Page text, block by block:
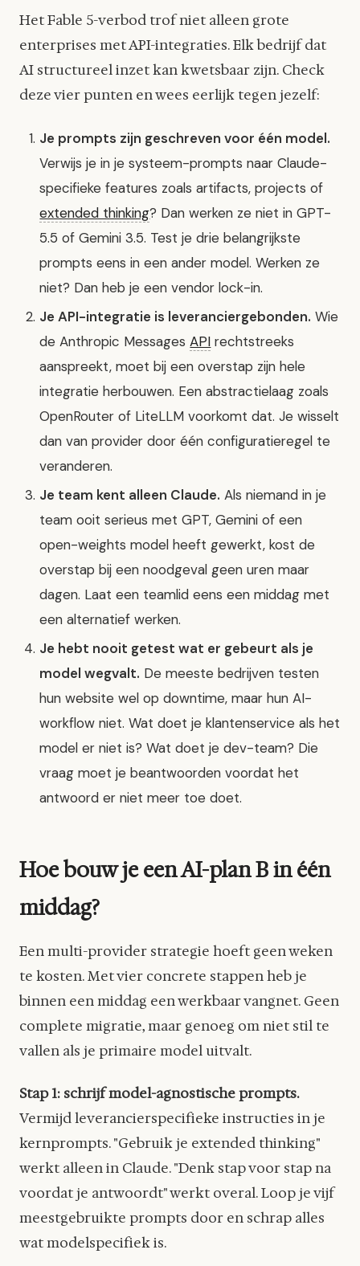
Het Fable 5-verbod trof niet alleen grote
enterprises met API-integraties. Elk bedrijf dat
AI structureel inzet kan kwetsbaar zijn. Check
deze vier punten en wees eerlijk tegen jezelf:
Je prompts zijn geschreven voor één model.
Verwijs je in je systeem-prompts naar Claude-
specifieke features zoals artifacts, projects of
extended thinking? Dan werken ze niet in GPT-
5.5 of Gemini 3.5. Test je drie belangrijkste
prompts eens in een ander model. Werken ze
niet? Dan heb je een vendor lock-in.
Je API-integratie is leveranciergebonden. Wie
de Anthropic MessagesAPI rechtstreeks
aanspreekt, moet bij een overstap zijn hele
integratie herbouwen. Een abstractielaag zoals
OpenRouter of LiteLLM voorkomt dat. Je wisselt
dan van provider door één configuratieregel te
veranderen.
Je team kent alleen Claude. Als niemand in je
team ooit serieus met GPT, Gemini of een
open-weights model heeft gewerkt, kost de
overstap bij een noodgeval geen uren maar
dagen. Laat een teamlid eens een middag met
een alternatief werken.
Je hebt nooit getest wat er gebeurt als je
model wegvalt. De meeste bedrijven testen
hun website wel op downtime, maar hun AI-
workflow niet. Wat doet je klantenservice als het
model er niet is? Wat doet je dev-team? Die
vraag moet je beantwoorden voordat het
antwoord er niet meer toe doet.
Hoe bouw je een AI-plan B in één
middag?
Een multi-provider strategie hoeft geen weken
te kosten. Met vier concrete stappen heb je
binnen een middag een werkbaar vangnet. Geen
complete migratie, maar genoeg om niet stil te
vallen als je primaire model uitvalt.
Stap 1: schrijf model-agnostische prompts.
Vermijd leverancierspecifieke instructies in je
kernprompts. "Gebruik je extended thinking"
werkt alleen in Claude. "Denk stap voor stap na
voordat je antwoordt" werkt overal. Loop je vijf
meestgebruikte prompts door en schrap alles
wat modelspecifiek is.